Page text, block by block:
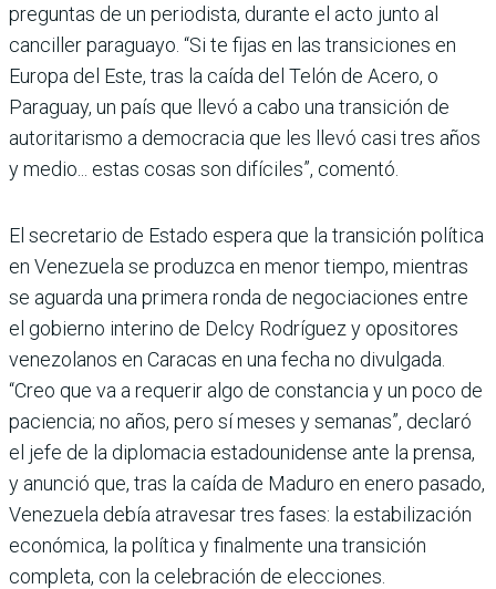
preguntas de un periodista, durante el acto junto al
canciller paraguayo. “Si te fijas en las transiciones en
Europa del Este, tras la caída del Telón de Acero, o
Paraguay, un país que llevó a cabo una transición de
autoritarismo a democracia que les llevó casi tres años
y medio... estas cosas son difíciles”, comentó.
El secretario de Estado espera que la transición política
en Venezuela se produzca en menor tiempo, mientras
se aguarda una primera ronda de negociaciones entre
el gobierno interino de Delcy Rodríguez y opositores
venezolanos en Caracas en una fecha no divulgada.
“Creo que va a requerir algo de constancia y un poco de
paciencia; no años, pero sí meses y semanas”, declaró
el jefe de la diplomacia estadounidense ante la prensa,
y anunció que, tras la caída de Maduro en enero pasado,
Venezuela debía atravesar tres fases: la estabilización
económica, la política y finalmente una transición
completa, con la celebración de elecciones.